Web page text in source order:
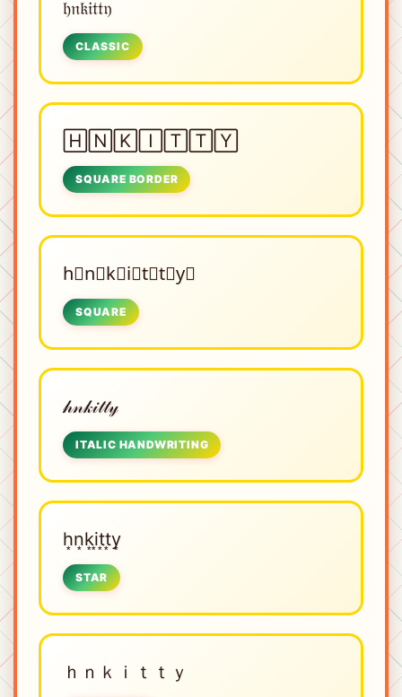
𝔥𝔫𝔨𝔦𝔱𝔱𝔶
CLASSIC
🄷🄽🄺🄸🅃🅃🅈
SQUARE BORDER
h⃟n⃟k⃟i⃟t⃟t⃟y⃟
SQUARE
𝒽𝓃𝓀𝒾𝓉𝓉𝓎
ITALIC HANDWRITING
h͙n͙k͙i͙t͙t͙y͙
STAR
ｈｎｋｉｔｔｙ